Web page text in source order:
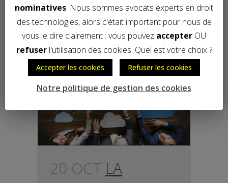
20 OCT LA
nominatives. Nous sommes avocats experts en droit
des technologies, alors c'était important pour nous de
vous le dire clairement : vous pouvez accepter OU
refuserl'utilisation des cookies. Quel est votre choix ?
Accepter les cookies Refuser les cookies
Notre politique de gestion des cookies